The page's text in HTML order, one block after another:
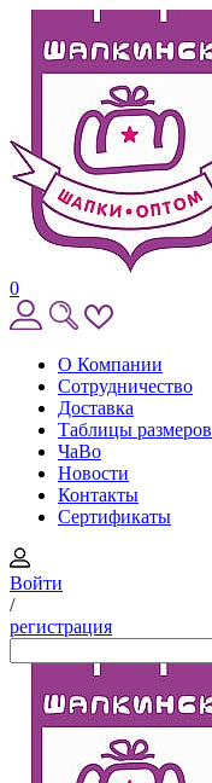
0
О Компании
Сотрудничество
Доставка
Таблицы размеров
ЧаВо
Новости
Контакты
Сертификаты
Войти
/
регистрация